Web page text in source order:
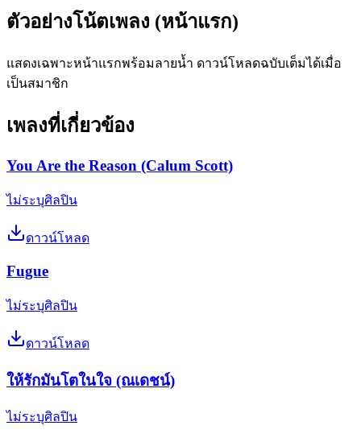
ตัวอย่างโน้ตเพลง (หน้าแรก)
แสดงเฉพาะหน้าแรกพร้อมลายน้ำ ดาวน์โหลดฉบับเต็มได้เมื่อ
เป็นสมาชิก
เพลงที่เกี่ยวข้อง
You Are the Reason (Calum Scott)
ไม่ระบุศิลปิน
ดาวน์โหลด
Fugue
ไม่ระบุศิลปิน
ดาวน์โหลด
ให้รักมันโตในใจ (ณเดชน์)
ไม่ระบุศิลปิน